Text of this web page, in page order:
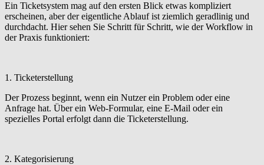
Ein Ticketsystem mag auf den ersten Blick etwas kompliziert
erscheinen, aber der eigentliche Ablauf ist ziemlich geradlinig und
durchdacht. Hier sehen Sie Schritt für Schritt, wie der Workflow in
der Praxis funktioniert:
1. Ticketerstellung
Der Prozess beginnt, wenn ein Nutzer ein Problem oder eine
Anfrage hat. Über ein Web-Formular, eine E-Mail oder ein
spezielles Portal erfolgt dann die Ticketerstellung.
2. Kategorisierung